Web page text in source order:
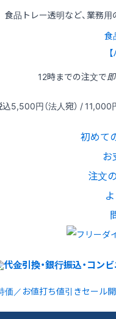
食品トレー透明など、業務
食
12時までの注文で
込5,500円（法人宛） / 11,000
初めて
お
注文
価／お値打ち値引きセール